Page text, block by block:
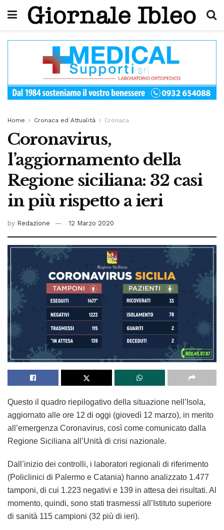
Home Cronaca ed Attualità Cronaca
Coronavirus,
l’aggiornamento della
Regione siciliana: 32 casi
in più rispetto a ieri
by Redazione 12 Marzo 2020
Questo il quadro riepilogativo della situazione nell’Isola,
aggiornato alle ore 12 di oggi (giovedì 12 marzo), in merito
all’emergenza Coronavirus, così come comunicato dalla
Regione Siciliana all’Unità di crisi nazionale.
Dall’inizio dei controlli, i laboratori regionali di riferimento
(Policlinici di Palermo e Catania) hanno analizzato 1.477
tamponi, di cui 1.223 negativi e 139 in attesa dei risultati. Al
momento, quindi, sono stati trasmessi all’Istituto superiore
di sanità 115 campioni (32 più di ieri).